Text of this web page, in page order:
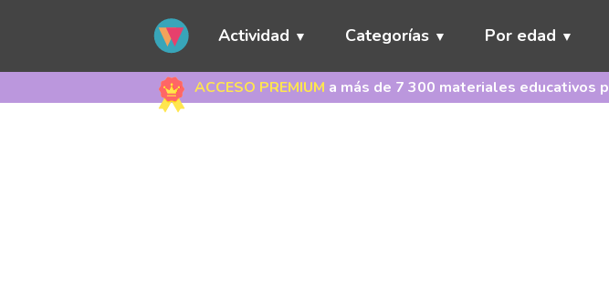
Actividad Categorías Por edad
ACCESO PREMIUM a más de 7 300 materiales educativos